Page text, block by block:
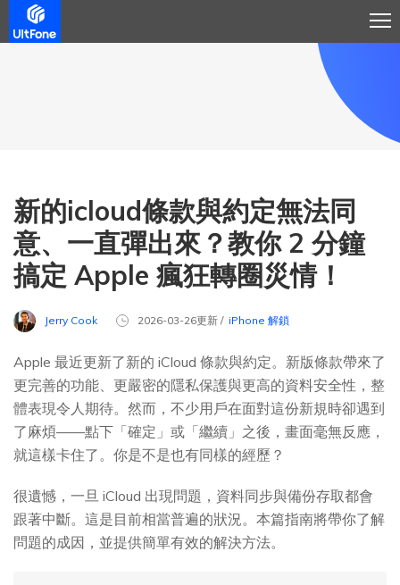
新的icloud條款與約定無法同
意、一直彈出來？教你 2 分鐘
搞定 Apple 瘋狂轉圈災情！
Jerry Cook 2026-03-26更新 / iPhone 解鎖
Apple 最近更新了新的 iCloud 條款與約定。新版條款帶來了
更完善的功能、更嚴密的隱私保護與更高的資料安全性，整
體表現令人期待。然而，不少用戶在面對這份新規時卻遇到
了麻煩——點下「確定」或「繼續」之後，畫面毫無反應，
就這樣卡住了。你是不是也有同樣的經歷？
很遺憾，一旦 iCloud 出現問題，資料同步與備份存取都會
跟著中斷。這是目前相當普遍的狀況。本篇指南將帶你了解
問題的成因，並提供簡單有效的解決方法。